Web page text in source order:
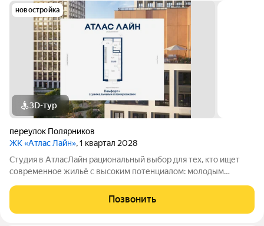
новостройка
3D-тур
переулок Полярников
ЖК «Атлас Лайн», 1 квартал 2028
Студия в АтласЛайн рациональный выбор для тех, кто ищет
современное жильё с высоким потенциалом: молодым
планировка позволяет эффективно организовать
пространство и использовать для дохода от
Позвонить